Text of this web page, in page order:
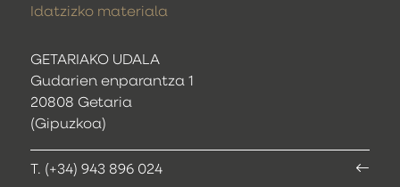
GETARIAKO UDALA
Gudarien enparantza 1
20808 Getaria
(Gipuzkoa)
T. (+34) 943 896 024
Idatzizko materiala